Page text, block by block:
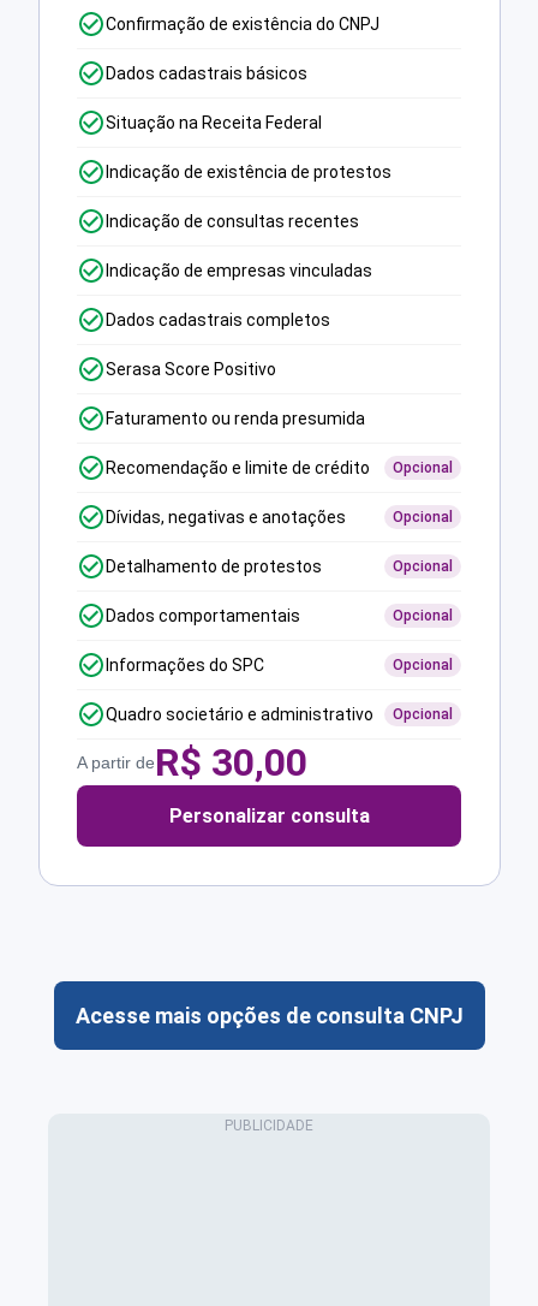
Confirmação de existência do CNPJ
Dados cadastrais básicos
Situação na Receita Federal
Indicação de existência de protestos
Indicação de consultas recentes
Indicação de empresas vinculadas
Dados cadastrais completos
Serasa Score Positivo
Faturamento ou renda presumida
Recomendação e limite de crédito Opcional
Dívidas, negativas e anotações Opcional
Detalhamento de protestos Opcional
Dados comportamentais Opcional
Informações do SPC Opcional
Quadro societário e administrativo Opcional
A partir deR$ 30,00
Personalizar consulta
Acesse mais opções de consulta CNPJ